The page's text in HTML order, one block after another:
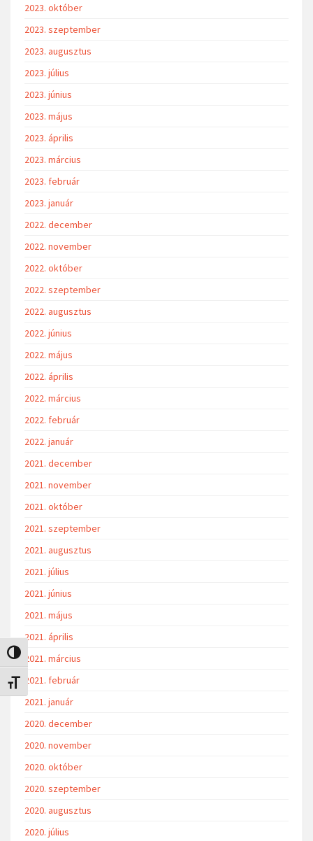
Nagy kontraszt váltása
Betűméret váltása
2023. október
2023. szeptember
2023. augusztus
2023. július
2023. június
2023. május
2023. április
2023. március
2023. február
2023. január
2022. december
2022. november
2022. október
2022. szeptember
2022. augusztus
2022. június
2022. május
2022. április
2022. március
2022. február
2022. január
2021. december
2021. november
2021. október
2021. szeptember
2021. augusztus
2021. július
2021. június
2021. május
2021. április
2021. március
2021. február
2021. január
2020. december
2020. november
2020. október
2020. szeptember
2020. augusztus
2020. július